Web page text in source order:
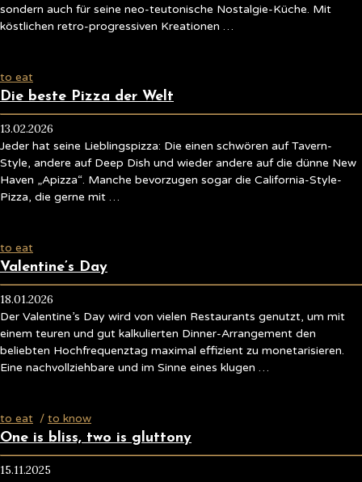
sondern auch für seine neo-teutonische Nostalgie-Küche. Mit
köstlichen retro-progressiven Kreationen …
to eat
Die beste Pizza der Welt
13.02.2026
Jeder hat seine Lieblingspizza: Die einen schwören auf Tavern-
Style, andere auf Deep Dish und wieder andere auf die dünne New
Haven „Apizza“. Manche bevorzugen sogar die California-Style-
Pizza, die gerne mit …
to eat
Valentine’s Day
18.01.2026
Der Valentine’s Day wird von vielen Restaurants genutzt, um mit
einem teuren und gut kalkulierten Dinner-Arrangement den
beliebten Hochfrequenztag maximal effizient zu monetarisieren.
Eine nachvollziehbare und im Sinne eines klugen …
to eat / to know
One is bliss, two is gluttony
15.11.2025